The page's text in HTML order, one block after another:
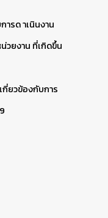
รด าเนินงาน
วยงาน ที่เกิดขึ้น
ยวข้องกับการ